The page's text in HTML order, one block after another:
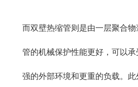
而双壁热缩管则是由一层聚合
管的机械保护性能更好，可以
强的外部环境和更重的负载。